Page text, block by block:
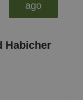
ago
Habicher